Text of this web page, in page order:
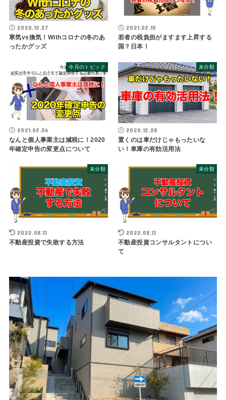
2020.12.27
寒気vs換気！Withコロナの冬のあ
ったかグッズ
2021.02.10
若者の税負担がますます上昇する
国？日本！
今月のトピック
2021.02.06
なんと個人事業主は減税に！2020
年確定申告の変更点について
未分類
2020.12.08
置くのは車だけじゃもったいな
い！車庫の有効活用法
未分類
2022.08.13
不動産投資で失敗する方法
未分類
2022.08.13
不動産投資コンサルタントについ
て